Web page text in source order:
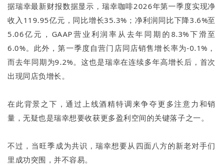
据瑞幸最新财报数据显示，瑞幸咖啡2026年第一季度实现净
收入119.95亿元，同比增长35.3%；净利润同比下降3.6%至
5.06亿元，GAAP营业利润率从去年同期的8.3%下滑至
6.0%。此外，第一季度自营门店同店销售增长率为-0.1%，
而去年同期为9.2%。这也是瑞幸在连续多年高增长后，首次
出现同店负增长。
在此背景之下，通过上线酒精特调来争夺更多注意力和销
量，无疑也是瑞幸想要收获更多盈利空间的关键落子之一。
不过，当旺季成为共识，瑞幸想要从四面八方的新老对手们
里成功突围，并不容易。